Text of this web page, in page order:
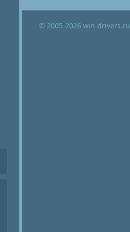
© 2005-2026 win-drivers.ru